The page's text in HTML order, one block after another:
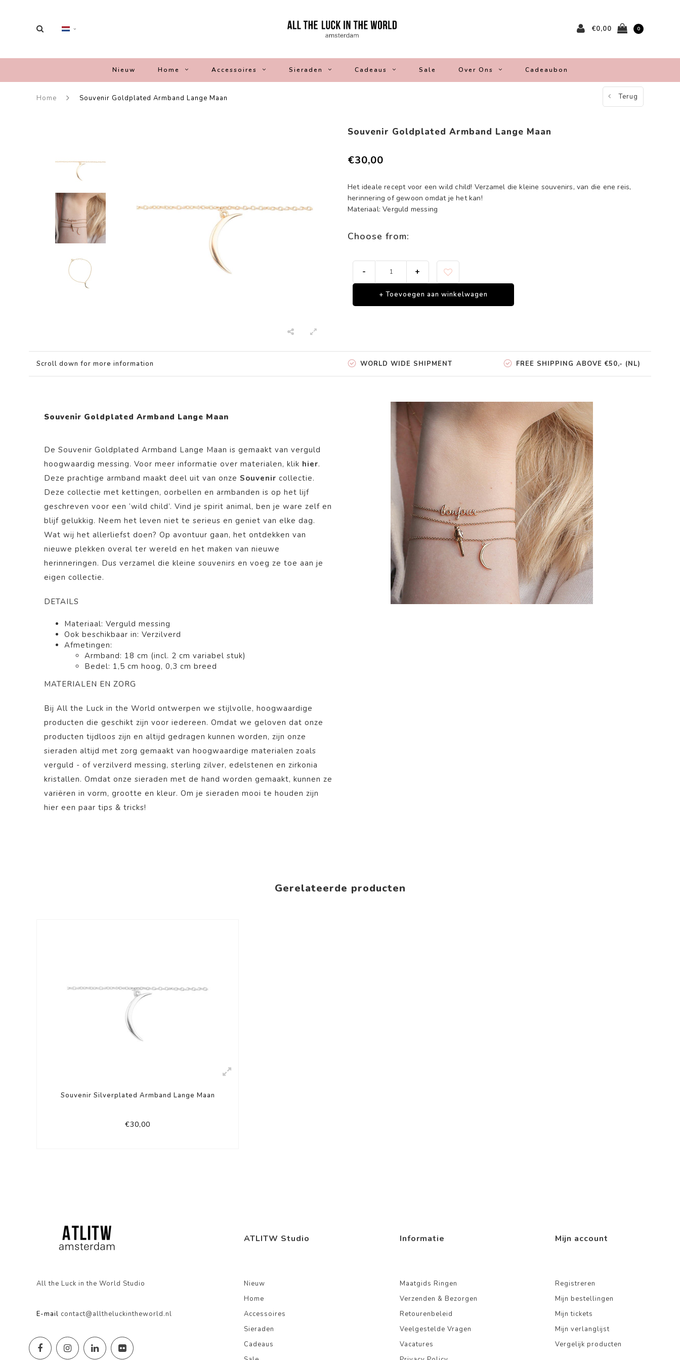
€0,00 0
Nieuw Home Accessoires Sieraden Cadeaus Sale Over Ons Cadeaubon
Home Souvenir Goldplated Armband Lange Maan Terug
Souvenir Goldplated Armband Lange Maan
€30,00
Het ideale recept voor een wild child! Verzamel die kleine souvenirs, van die ene reis,
herinnering of gewoon omdat je het kan!
Materiaal: Verguld messing
Choose from:
- +
+ Toevoegen aan winkelwagen
Scroll down for more information WORLD WIDE SHIPMENT FREE SHIPPING ABOVE €50,- (NL)
Souvenir Goldplated Armband Lange Maan
De Souvenir Goldplated Armband Lange Maan is gemaakt van verguld
hoogwaardig messing. Voor meer informatie over materialen, klik hier.
Deze prachtige armband maakt deel uit van onze Souvenir collectie.
Deze collectie met kettingen, oorbellen en armbanden is op het lijf
geschreven voor een ‘wild child’. Vind je spirit animal, ben je ware zelf en
blijf gelukkig. Neem het leven niet te serieus en geniet van elke dag.
Wat wij het allerliefst doen? Op avontuur gaan, het ontdekken van
nieuwe plekken overal ter wereld en het maken van nieuwe
herinneringen. Dus verzamel die kleine souvenirs en voeg ze toe aan je
eigen collectie.
DETAILS
Materiaal: Verguld messing
Ook beschikbaar in: Verzilverd
Afmetingen:
Armband: 18 cm (incl. 2 cm variabel stuk)
Bedel: 1,5 cm hoog, 0,3 cm breed
MATERIALEN EN ZORG
Bij All the Luck in the World ontwerpen we stijlvolle, hoogwaardige
producten die geschikt zijn voor iedereen. Omdat we geloven dat onze
producten tijdloos zijn en altijd gedragen kunnen worden, zijn onze
sieraden altijd met zorg gemaakt van hoogwaardige materialen zoals
verguld - of verzilverd messing, sterling zilver, edelstenen en zirkonia
kristallen. Omdat onze sieraden met de hand worden gemaakt, kunnen ze
variëren in vorm, grootte en kleur. Om je sieraden mooi te houden zijn
hier een paar tips & tricks!
Gerelateerde producten
Souvenir Silverplated Armband Lange Maan
€30,00
All the Luck in the World Studio
E-mail contact@alltheluckintheworld.nl
ATLITW Studio
Nieuw
Home
Accessoires
Sieraden
Cadeaus
Informatie
Maatgids Ringen
Verzenden & Bezorgen
Retourenbeleid
Veelgestelde Vragen
Vacatures
Mijn account
Registreren
Mijn bestellingen
Mijn tickets
Mijn verlanglijst
Vergelijk producten